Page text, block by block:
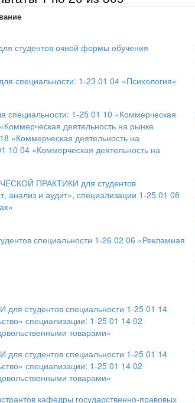
очной формы обучения
1-23 01 04 «Психология»
1-25 01 10 «Коммерческая
деятельность на рынке
«Коммерческая деятельность на
10 04 «Коммерческая деятельность на
ПРАКТИКИ для студентов
анализ и аудит», специализации 1-25 01 08
специальности 1-26 02 06 «Рекламная
студентов специальности 1-25 01 14
специализации: 1-25 01 14 02
товарами»
студентов специальности 1-25 01 14
специализации: 1-25 01 14 02
товарами»
кафедры государственно-правовых